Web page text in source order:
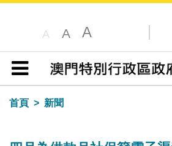
A A A
目錄
首頁
新聞